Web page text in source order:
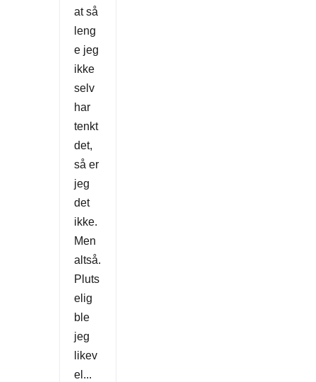
at så
leng
e jeg
ikke
selv
har
tenkt
det,
så er
jeg
det
ikke.
Men
altså.
Pluts
elig
ble
jeg
likev
el...